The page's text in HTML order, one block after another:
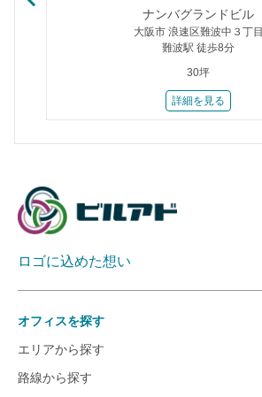
ナンバグランドビル
大阪市 浪速区難波中３丁目
難波駅 徒歩8分
30坪
詳細を見る
ロゴに込めた想い
オフィスを探す
エリアから探す
路線から探す